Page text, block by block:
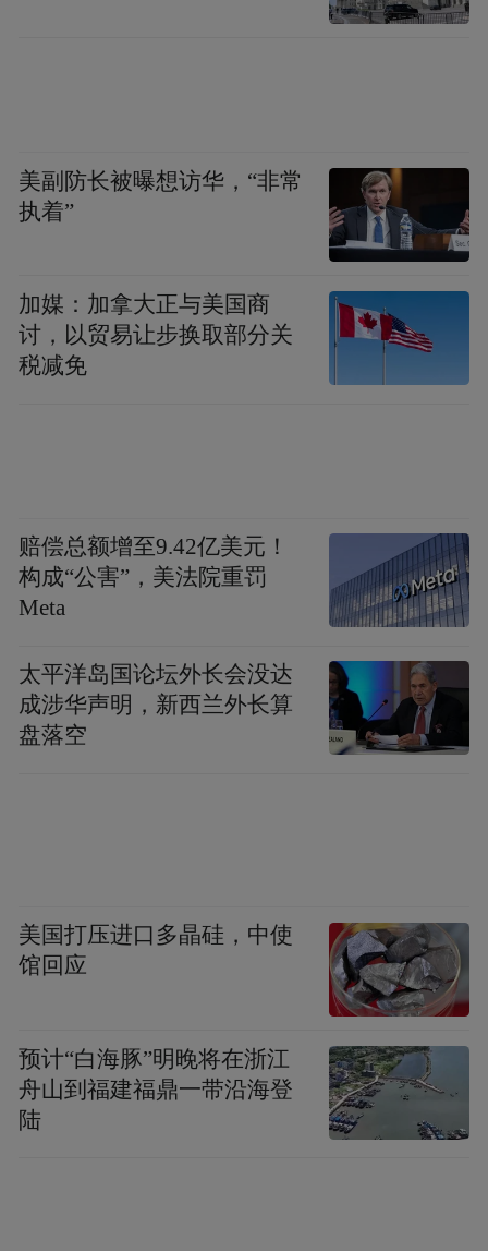
美副防长被曝想访华，“非常
执着”
加媒：加拿大正与美国商
讨，以贸易让步换取部分关
税减免
赔偿总额增至9.42亿美元！
构成“公害”，美法院重罚
Meta
太平洋岛国论坛外长会没达
成涉华声明，新西兰外长算
盘落空
美国打压进口多晶硅，中使
馆回应
预计“白海豚”明晚将在浙江
舟山到福建福鼎一带沿海登
陆